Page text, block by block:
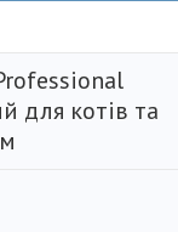
для котів та